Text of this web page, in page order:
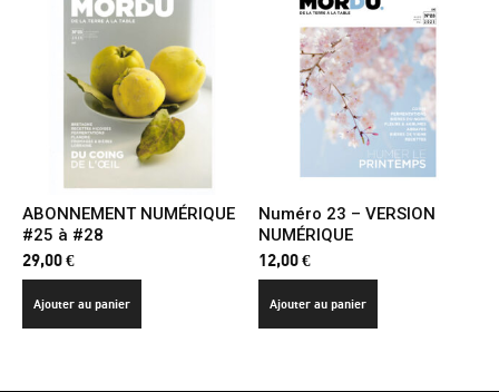
ABONNEMENT NUMÉRIQUE
#25 à #28
29,00€
Ajouter au panier
Numéro 23 – VERSION
NUMÉRIQUE
12,00€
Ajouter au panier